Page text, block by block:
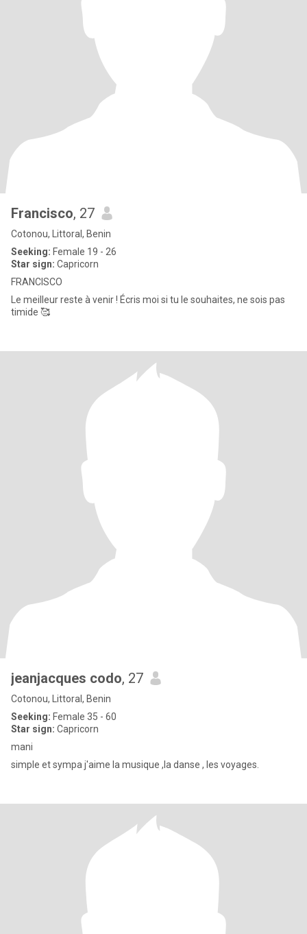
Francisco, 27
Cotonou, Littoral, Benin
Seeking: Female 19 - 26
Star sign: Capricorn
FRANCISCO
Le meilleur reste à venir ! Écris moi si tu le souhaites, ne sois pas
timide 🥰
jeanjacques codo, 27
Cotonou, Littoral, Benin
Seeking: Female 35 - 60
Star sign: Capricorn
mani
simple et sympa j'aime la musique ,la danse , les voyages.